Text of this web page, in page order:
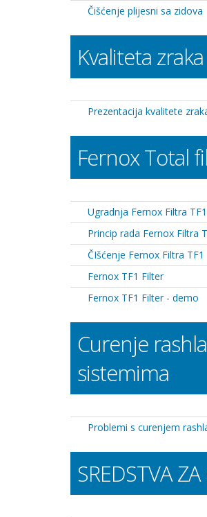
Čišćenje plijesni sa zidova
Kvaliteta zraka
Prezentacija kvalitete
Fernox Total
Ugradnja Fernox Filtra TF1
Princip rada Fernox Filtra
ČIšćenje Fernox Filtra TF1
Fernox TF1 Filter
Fernox TF1 Filter - demo
Curenje
sistemima
Problemi s curenjem
SREDSTVA ZA